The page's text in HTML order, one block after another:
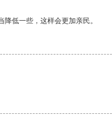
低一些，这样会更加亲民。